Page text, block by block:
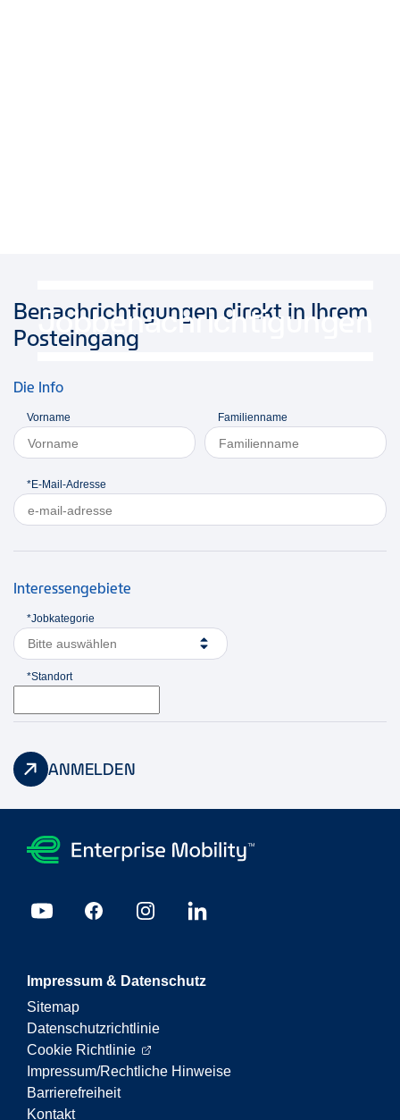
Jobbenachrichtigungen
Benachrichtigungen direkt in Ihrem
Posteingang
Die Info
Vorname Familienname
*E-Mail-Adresse
Interessengebiete
*Jobkategorie
Bitte auswählen
*Standort
ANMELDEN
Impressum & Datenschutz
Sitemap
Datenschutzrichtlinie
Cookie Richtlinie
Impressum/Rechtliche Hinweise
Barrierefreiheit
Kontakt